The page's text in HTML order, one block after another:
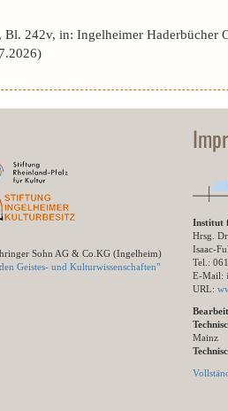
242v, in: Ingelheimer
Sohn AG & Co.KG (Ingelheim)
Geistes- und Kulturwissenschaften"
Institut
Hrsg.
Isaac-
Tel.:
E-Mail:
URL:
Mainz